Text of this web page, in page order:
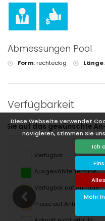
Diese Webseite verwendet
navigieren, stimmen Sie
Ich
Mehr
Abmessungen Pool
Form:rechteckig Länge
Verfügbarkeit
klicken!
Verfügbar
Ausgewählte Termine
Verfügbar auf Anfrage
Preise auf Anfrage